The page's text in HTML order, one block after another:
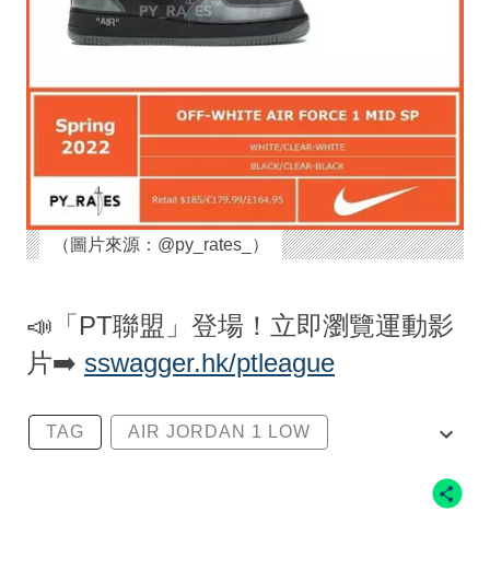
（圖片來源：@py_rates_）
📣「PT聯盟」登場！立即瀏覽運動影
片➡️ sswagger.hk/ptleague
TAG AIR JORDAN 1 LOW